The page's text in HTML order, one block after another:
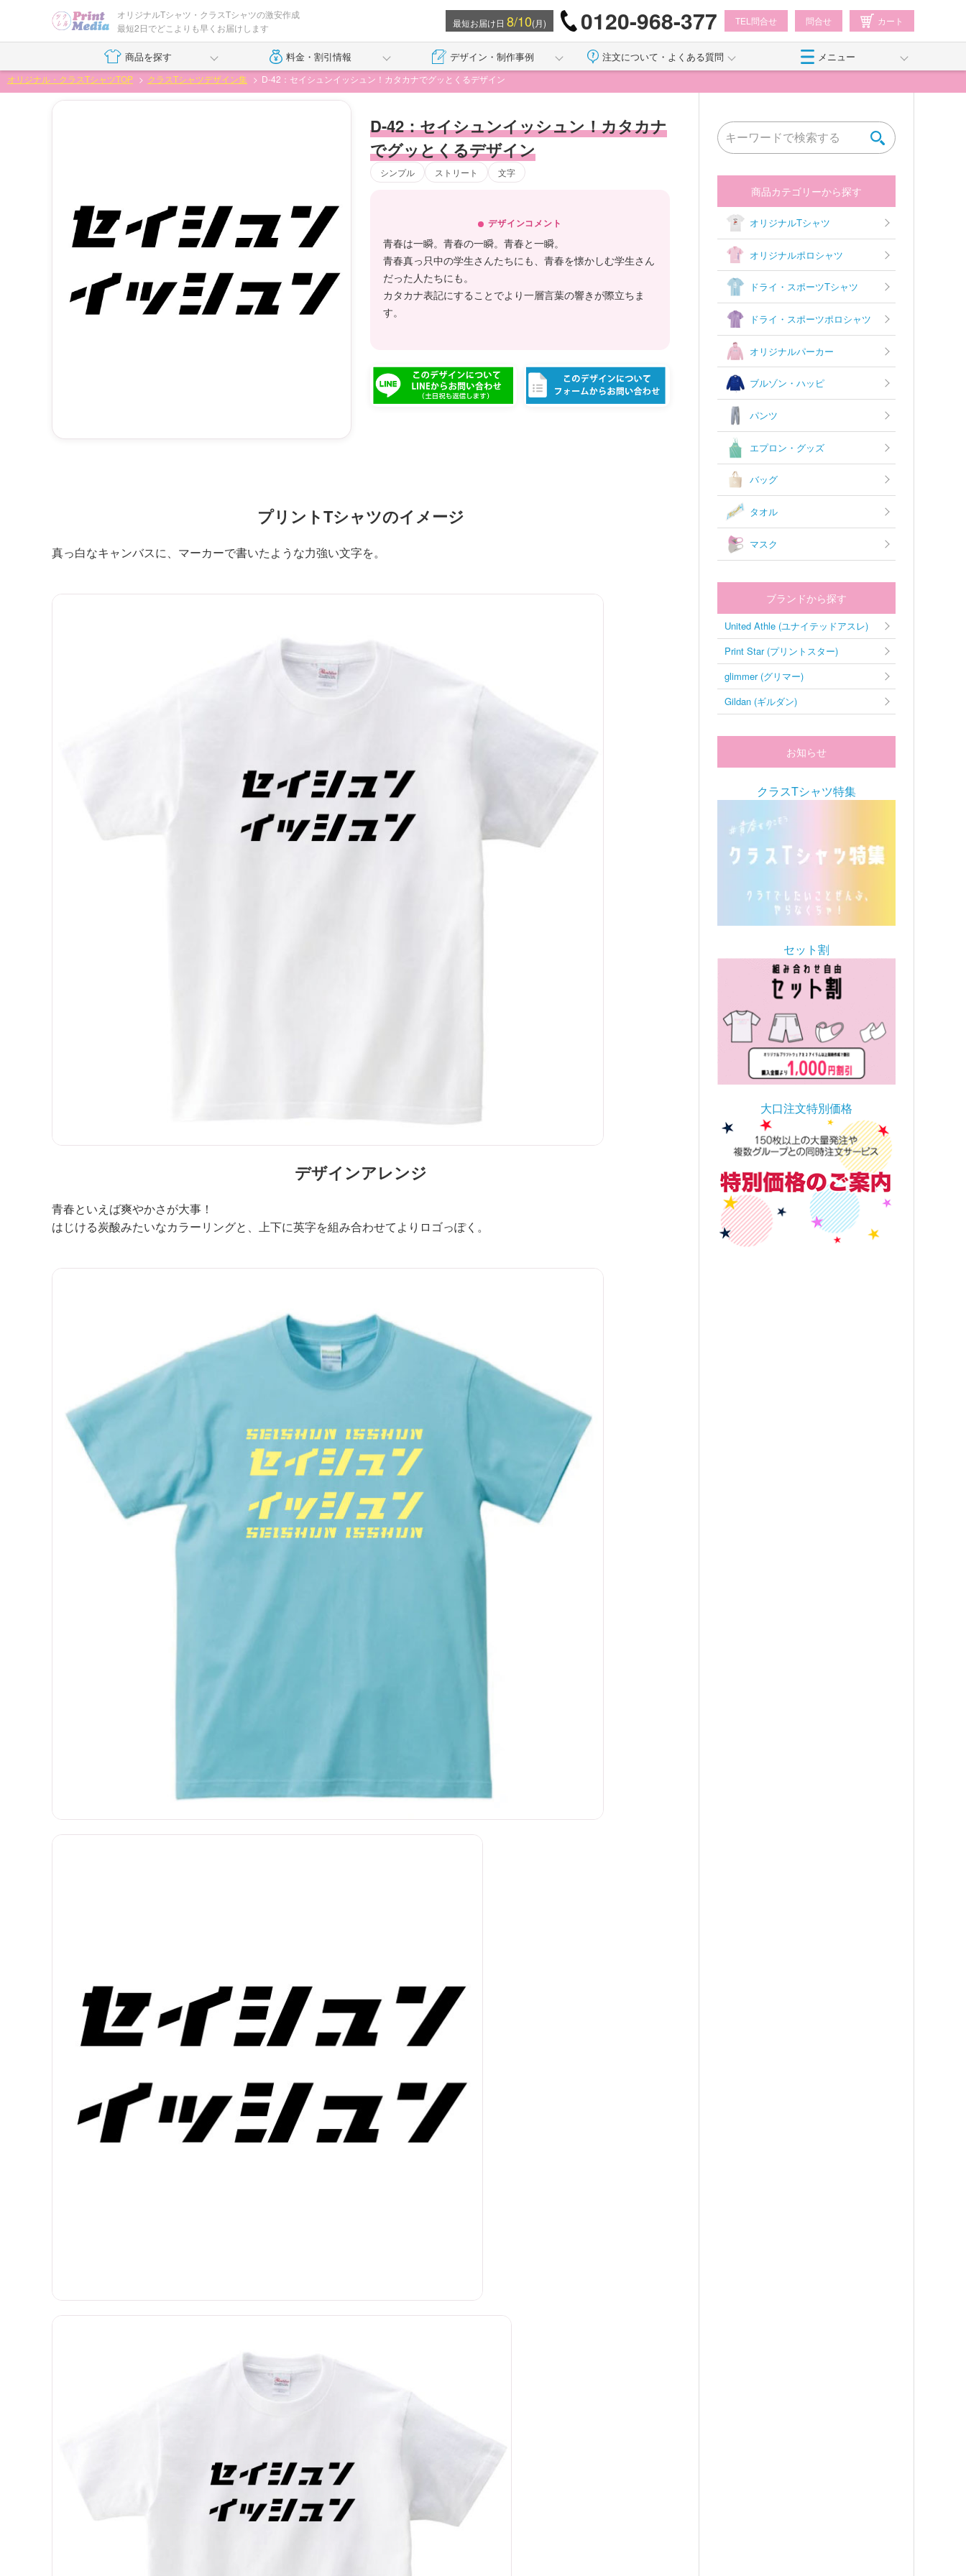
オリジナルTシャツ・クラスTシャツの激安作成
最短2日でどこよりも早くお届けします
最短お届け日8/10(月) 0120-968-377 TEL問合せ 問合せ カート
商品を探す 料金・割引情報 デザイン・制作事例 注文について・よくある質問 メニュー
オリジナル・クラスTシャツTOP クラスTシャツデザイン集 D-42：セイシュンイッシュン！カタカナでグッとくるデザイン
D-42：セイシュンイッシュン！カタカナ
でグッとくるデザイン
シンプル ストリート 文字
デザインコメント
青春は一瞬。青春の一瞬。青春と一瞬。
青春真っ只中の学生さんたちにも、青春を懐かしむ学生さん
だった人たちにも。
カタカナ表記にすることでより一層言葉の響きが際立ちま
す。
プリントTシャツのイメージ
真っ白なキャンバスに、マーカーで書いたような力強い文字を。
デザインアレンジ
青春といえば爽やかさが大事！
はじける炭酸みたいなカラーリングと、上下に英字を組み合わせてよりロゴっぽく。
商品カテゴリーから探す
オリジナルTシャツ
オリジナルポロシャツ
ドライ・スポーツTシャツ
ドライ・スポーツポロシャツ
オリジナルパーカー
ブルゾン・ハッピ
パンツ
エプロン・グッズ
バッグ
タオル
マスク
ブランドから探す
United Athle (ユナイテッドアスレ)
Print Star (プリントスター)
glimmer (グリマー)
Gildan (ギルダン)
お知らせ
クラスTシャツ特集
セット割
大口注文特別価格